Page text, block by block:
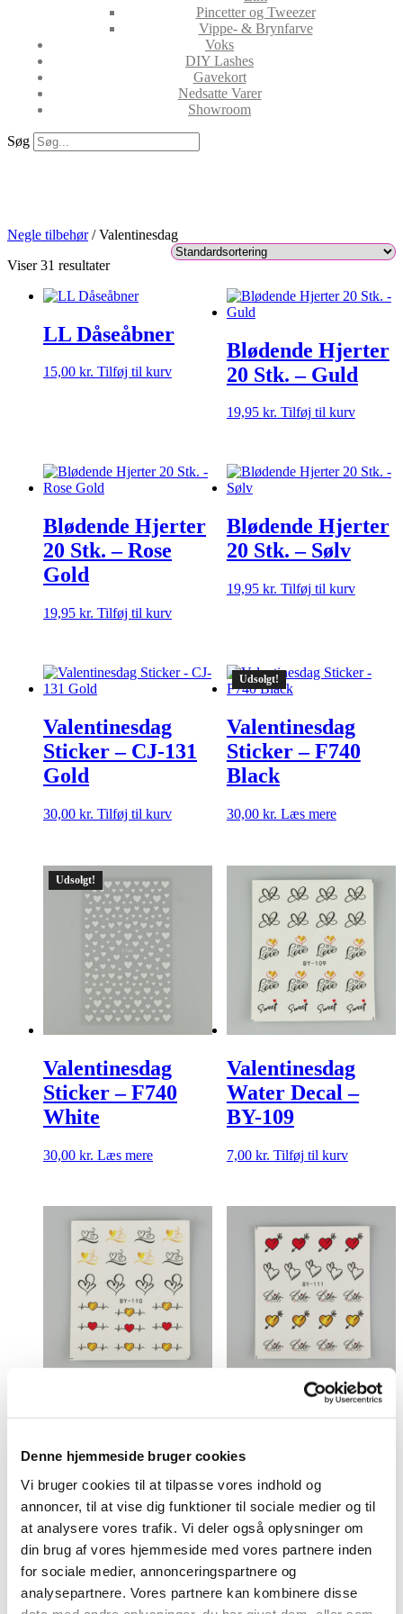
Denne hjemmeside bruger cookies
Vi bruger cookies til at tilpasse vores indhold og
annoncer, til at vise dig funktioner til sociale medier og til
at analysere vores trafik. Vi deler også oplysninger om
din brug af vores hjemmeside med vores partnere inden
for sociale medier, annonceringspartnere og
analysepartnere. Vores partnere kan kombinere disse
Pincetter og Tweezer
Vippe- & Brynfarve
Voks
DIY Lashes
Gavekort
Nedsatte Varer
Showroom
Søg
Negle tilbehør/ Valentinesdag
Viser 31 resultater
LL Dåseåbner
15,00 kr. Tilføj til kurv
Blødende Hjerter
20 Stk. – Guld
19,95 kr. Tilføj til kurv
Blødende Hjerter
20 Stk. – Rose
Gold
19,95 kr. Tilføj til kurv
Blødende Hjerter
20 Stk. – Sølv
19,95 kr. Tilføj til kurv
Valentinesdag
Sticker – CJ-131
Gold
30,00 kr. Tilføj til kurv
Udsolgt!
Valentinesdag
Sticker – F740
Black
30,00 kr. Læs mere
Udsolgt!
Valentinesdag
Sticker – F740
White
30,00 kr. Læs mere
Valentinesdag
Water Decal –
BY-109
7,00 kr. Tilføj til kurv
BY-110
7,00
Valentinesdag
BY-111
Tilføj til kurv